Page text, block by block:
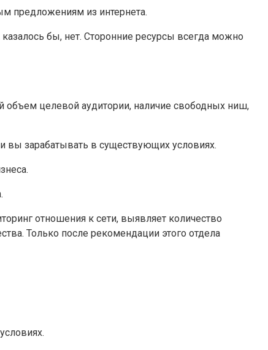
предложениям из интернета.
бы, нет. Сторонние ресурсы всегда можно
объем целевой аудитории, наличие свободных ниш,
вы зарабатывать в существующих условиях.
отношения к сети, выявляет количество
Только после рекомендации этого отдела